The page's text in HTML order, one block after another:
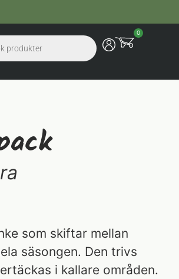
0
som skiftar mellan
säsongen. Den trivs
i kallare områden.